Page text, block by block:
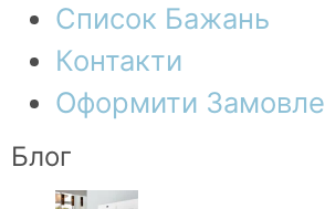
Список Бажань
Контакти
Оформити
Блог